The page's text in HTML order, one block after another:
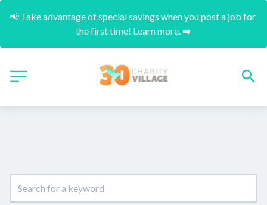
📢 Take advantage of special savings when you post a job for
the first time! Learn more. ➡️